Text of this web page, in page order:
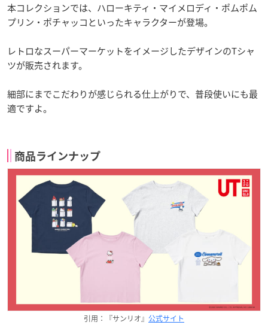
本コレクションでは、ハローキティ・マイメロディ・ポムポム
プリン・ポチャッコといったキャラクターが登場。
レトロなスーパーマーケットをイメージしたデザインのTシャ
ツが販売されます。
細部にまでこだわりが感じられる仕上がりで、普段使いにも最
適ですよ。
商品ラインナップ
引用：『サンリオ』 公式サイト